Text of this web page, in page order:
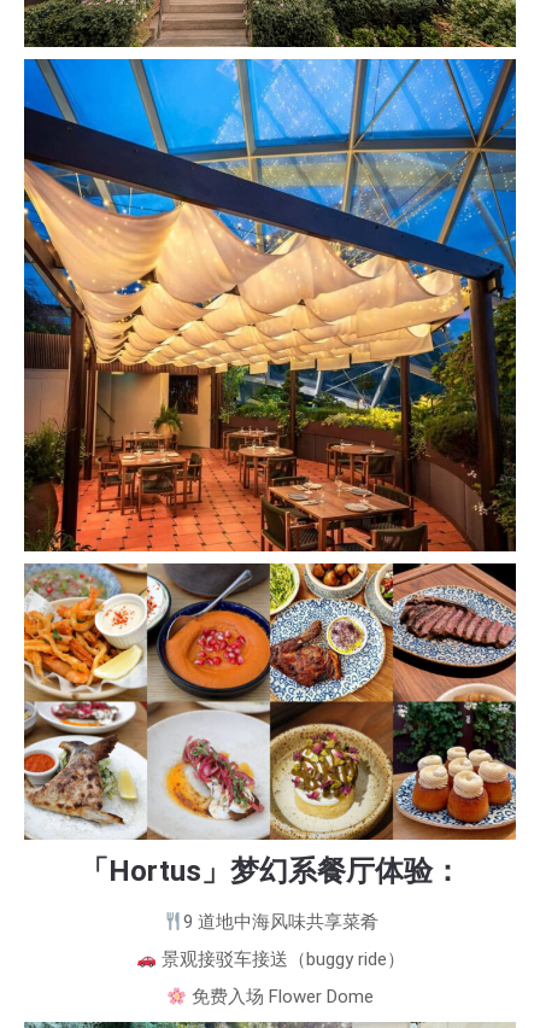
「Hortus」梦幻系餐厅体验：
9 道地中海风味共享菜肴
景观接驳车接送（buggy ride）
免费入场 Flower Dome